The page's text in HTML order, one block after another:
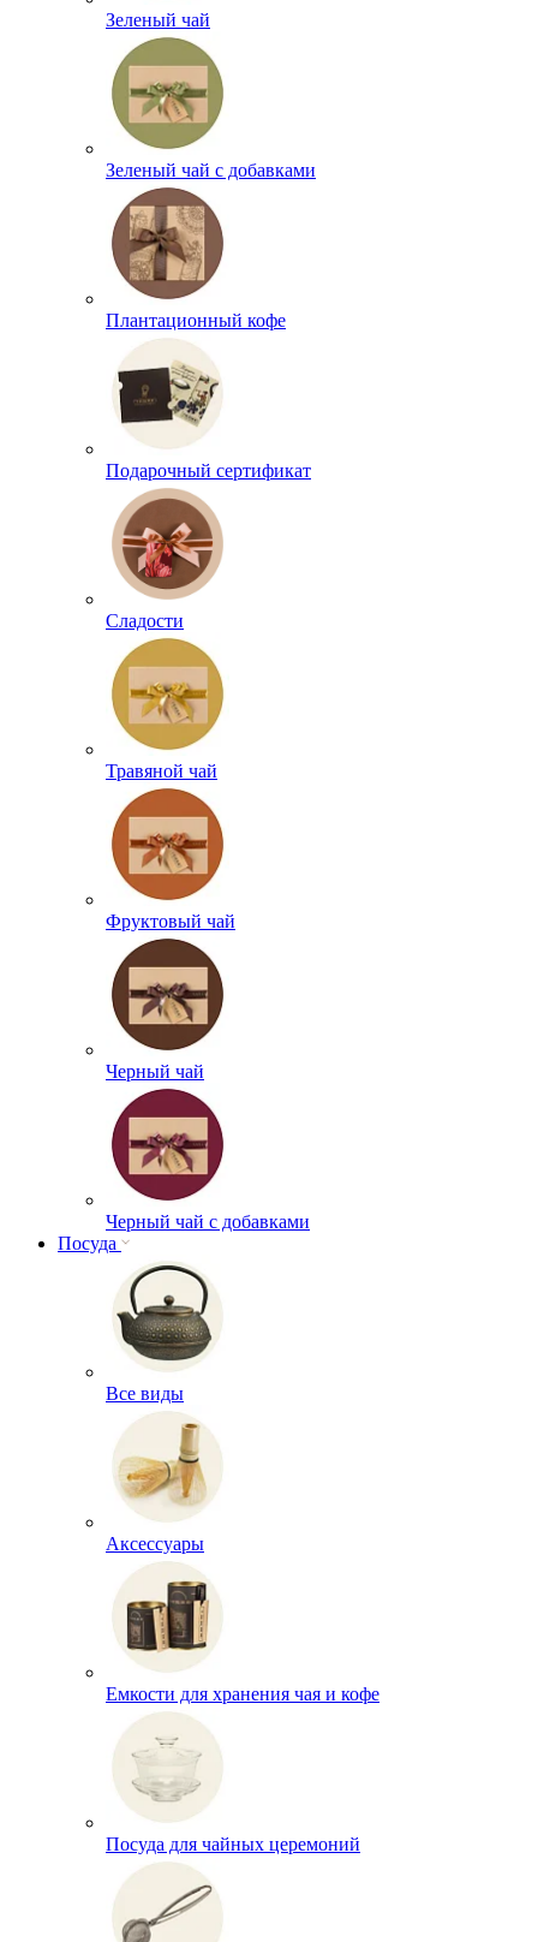
Зеленый чай
Зеленый чай с добавками
Плантационный кофе
Подарочный сертификат
Сладости
Травяной чай
Фруктовый чай
Черный чай
Черный чай с добавками
Посуда
Все виды
Аксессуары
Емкости для хранения чая и кофе
Посуда для чайных церемоний